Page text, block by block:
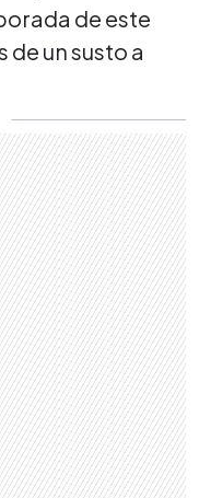
de este
un susto a